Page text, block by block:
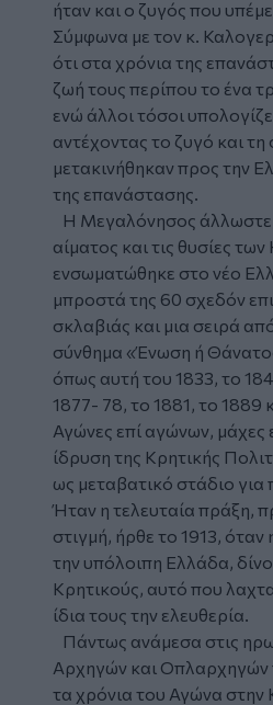
ήταν και ο ζυγός που
Σύμφωνα με τον κ.
ότι στα χρόνια της
ζωή τους περίπου το ένα
ενώ άλλοι τόσοι
αντέχοντας το ζυγό και τη
μετακινήθηκαν προς την
της επανάστασης.
Η Μεγαλόνησος
αίματος και τις θυσίες
ενσωματώθηκε στο νέο
μπροστά της 60 σχεδόν
σκλαβιάς και μια σειρά
σύνθημα «Ένωση ή
όπως αυτή του 1833, το
1877- 78, το 1881, το 1889
Αγώνες επί αγώνων, μάχες
ίδρυση της Κρητικής
ως μεταβατικό στάδιο για
Ήταν η τελευταία πράξη,
στιγμή, ήρθε το 1913,
την υπόλοιπη Ελλάδα,
Κρητικούς, αυτό που
ίδια τους την ελευθερία.
Πάντως ανάμεσα στις
Αρχηγών και Οπλαρχηγών
τα χρόνια του Αγώνα στην